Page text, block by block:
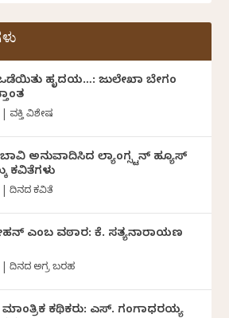
ಹೃದಯ…: ಜುಲೇಖಾ ಬೇಗಂ
ವ್ಯಕ್ತಿ ವಿಶೇಷ
ಅನುವಾದಿಸಿದ ಲ್ಯಾಂಗ್ಸ್ಟನ್ ಹ್ಯೂಸ್
ಕವಿತೆಗಳು
|ದಿನದ ಕವಿತೆ
ಎಂಬ ವಠಾರ: ಕೆ. ಸತ್ಯನಾರಾಯಣ
|ದಿನದ ಅಗ್ರ ಬರಹ
ಕಥಿಕರು: ಎಸ್. ಗಂಗಾಧರಯ್ಯ